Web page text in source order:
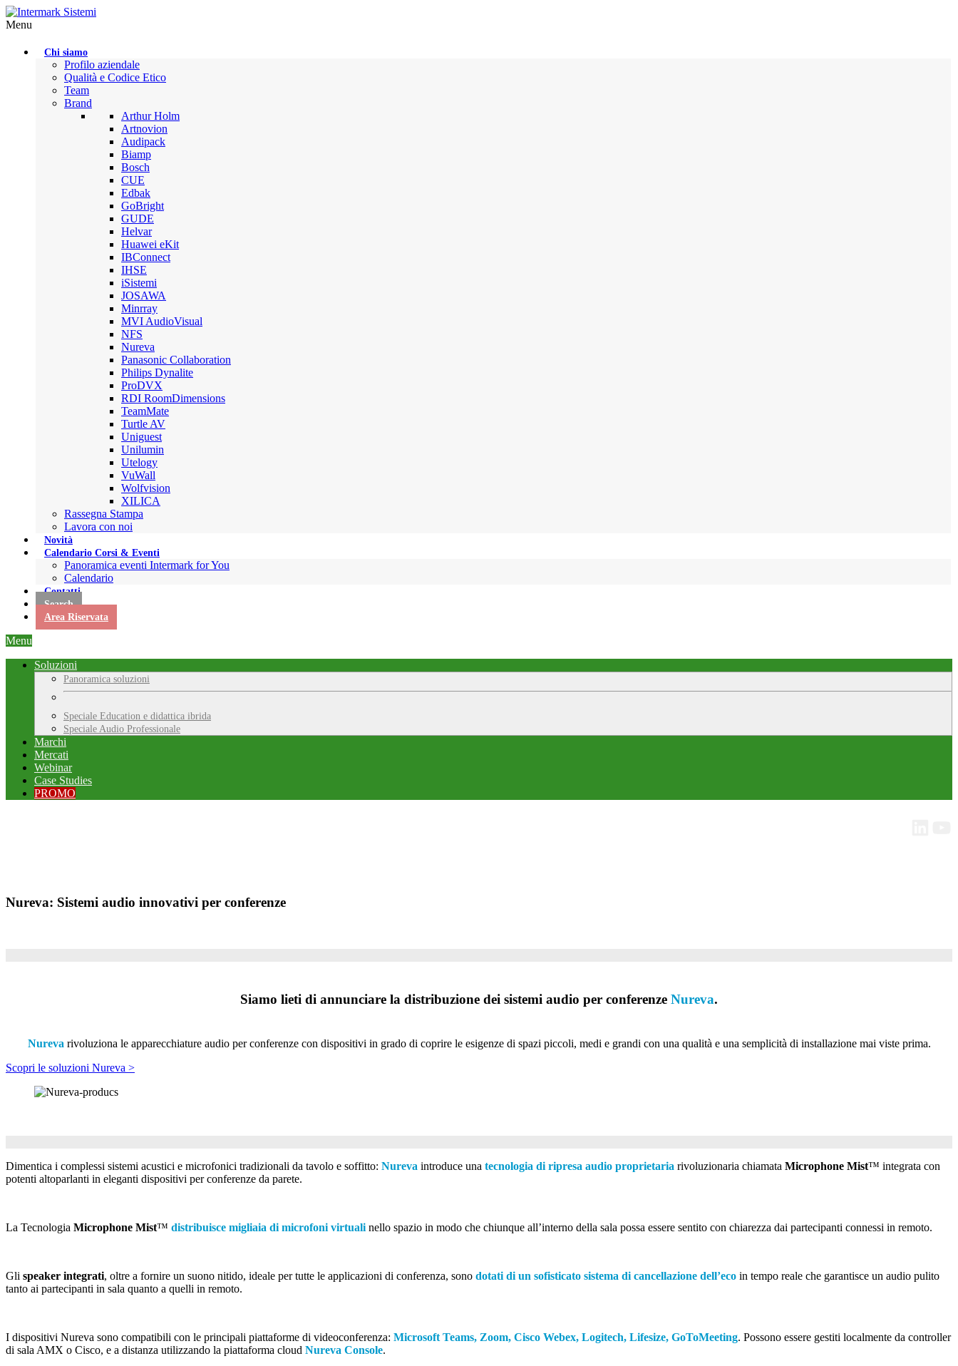
Menu
Chi siamo
Profilo aziendale
Qualità e Codice Etico
Team
Brand
Arthur Holm
Artnovion
Audipack
Biamp
Bosch
CUE
Edbak
GoBright
GUDE
Helvar
Huawei eKit
IBConnect
IHSE
iSistemi
JOSAWA
Minrray
MVI AudioVisual
NFS
Nureva
Panasonic Collaboration
Philips Dynalite
ProDVX
RDI RoomDimensions
TeamMate
Turtle AV
Uniguest
Unilumin
Utelogy
VuWall
Wolfvision
XILICA
Rassegna Stampa
Lavora con noi
Novità
Calendario Corsi & Eventi
Panoramica eventi Intermark for You
Calendario
Contatti
Search
Area Riservata
Menu
Soluzioni
Panoramica soluzioni
Speciale Education e didattica ibrida
Speciale Audio Professionale
Marchi
Mercati
Webinar
Case Studies
PROMO
Nureva: Sistemi audio innovativi per conferenze
Siamo lieti di annunciare la distribuzione dei sistemi audio per conferenze Nureva.
Nurevarivoluziona le apparecchiature audio per conferenze con dispositivi in grado di coprire le esigenze di spazi piccoli, medi e grandi con una qualità e una semplicità di installazione mai viste prima.
Scopri le soluzioni Nureva >
Dimentica i complessi sistemi acustici e microfonici tradizionali da tavolo e soffitto: Nureva introduce una tecnologia di ripresa audio proprietaria rivoluzionaria chiamata Microphone Mist™ integrata con
potenti altoparlanti in eleganti dispositivi per conferenze da parete.
La Tecnologia Microphone Mist™ distribuisce migliaia di microfoni virtualinello spazio in modo che chiunque all’interno della sala possa essere sentito con chiarezza dai partecipanti connessi in remoto.
Gli speaker integrati, oltre a fornire un suono nitido, ideale per tutte le applicazioni di conferenza, sono dotati di un sofisticato sistema di cancellazione dell’eco in tempo reale che garantisce un audio pulito
tanto ai partecipanti in sala quanto a quelli in remoto.
I dispositivi Nureva sono compatibili con le principali piattaforme di videoconferenza: Microsoft Teams, Zoom, Cisco Webex, Logitech, Lifesize, GoToMeeting. Possono essere gestiti localmente da controller
di sala AMX o Cisco, e a distanza utilizzando la piattaforma cloud Nureva Console.